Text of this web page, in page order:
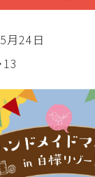
月24日
13